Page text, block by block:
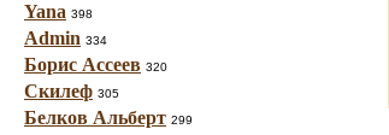
Yana 398
Admin 334
Борис Ассеев 320
Скилеф 305
Белков Альберт 299